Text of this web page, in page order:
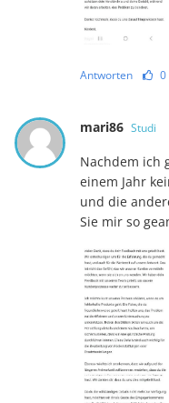
Antworten 0
mari86 Studi
Nachdem ich
einem Jahr
und die
Sie mir so